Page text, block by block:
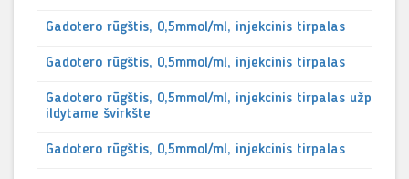
Gadotero rūgštis, 0,5mmol/ml, injekcinis tirpalas
Gadotero rūgštis, 0,5mmol/ml, injekcinis tirpalas
Gadotero rūgštis, 0,5mmol/ml, injekcinis tirpalas užp
ildytame švirkšte
Gadotero rūgštis, 0,5mmol/ml, injekcinis tirpalas